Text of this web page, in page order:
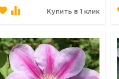
Купить в 1 клик